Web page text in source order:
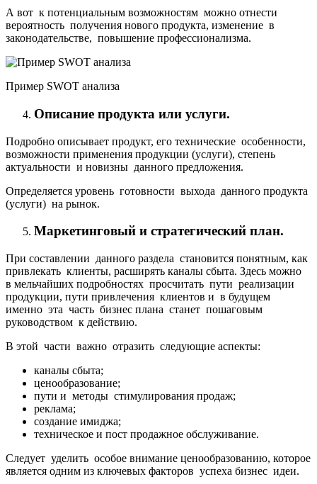
А вот к потенциальным возможностям можно отнести
вероятность получения нового продукта, изменение в
законодательстве, повышение профессионализма.
Пример SWOT анализа
Описание продукта или услуги.
Подробно описывает продукт, его технические особенности,
возможности применения продукции (услуги), степень
актуальности и новизны данного предложения.
Определяется уровень готовности выхода данного продукта
(услуги) на рынок.
Маркетинговый и стратегический план.
При составлении данного раздела становится понятным, как
привлекать клиенты, расширять каналы сбыта. Здесь можно
в мельчайших подробностях просчитать пути реализации
продукции, пути привлечения клиентов и в будущем
именно эта часть бизнес плана станет пошаговым
руководством к действию.
В этой части важно отразить следующие аспекты:
каналы сбыта;
ценообразование;
пути и методы стимулирования продаж;
реклама;
создание имиджа;
техническое и пост продажное обслуживание.
Следует уделить особое внимание ценообразованию, которое
является одним из ключевых факторов успеха бизнес идеи.